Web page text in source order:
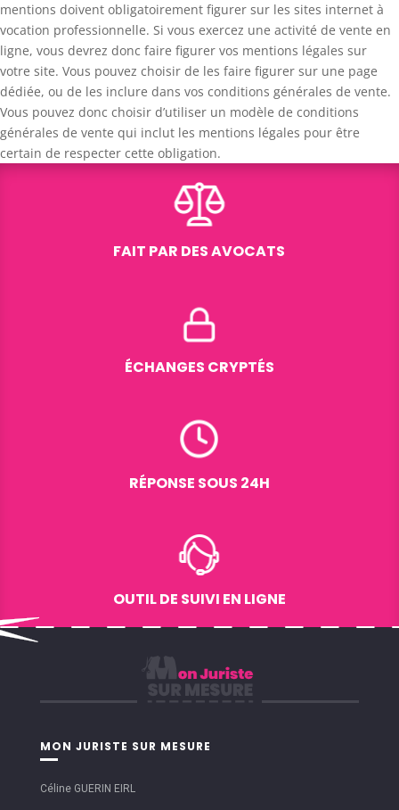
mentions doivent obligatoirement figurer sur les sites internet à
vocation professionnelle. Si vous exercez une activité de vente en
ligne, vous devrez donc faire figurer vos mentions légales sur
votre site. Vous pouvez choisir de les faire figurer sur une page
dédiée, ou de les inclure dans vos conditions générales de vente.
Vous pouvez donc choisir d’utiliser un modèle de conditions
générales de vente qui inclut les mentions légales pour être
certain de respecter cette obligation.
FAIT PAR DES AVOCATS
ÉCHANGES CRYPTÉS
RÉPONSE SOUS 24H
OUTIL DE SUIVI EN LIGNE
MON JURISTE SUR MESURE
Céline GUERIN EIRL